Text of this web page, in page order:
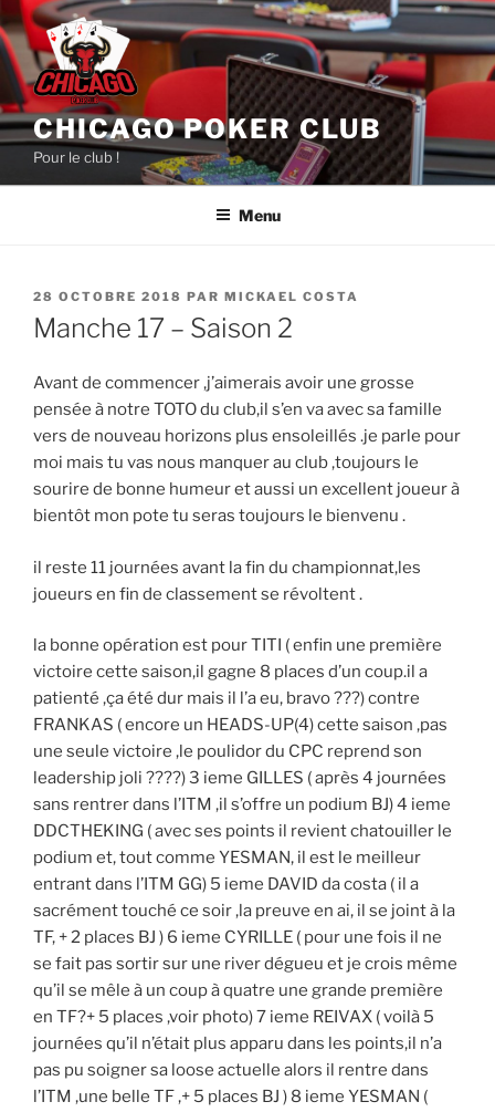
Aller
au
contenu
principal
CHICAGO POKER CLUB
Pour le club !
Menu
PUBLIÉ
LE
28 OCTOBRE 2018 PAR MICKAEL COSTA
Manche 17 – Saison 2
Avant de commencer ,j’aimerais avoir une grosse
pensée à notre TOTO du club,il s’en va avec sa famille
vers de nouveau horizons plus ensoleillés .je parle pour
moi mais tu vas nous manquer au club ,toujours le
sourire de bonne humeur et aussi un excellent joueur à
bientôt mon pote tu seras toujours le bienvenu .
il reste 11 journées avant la fin du championnat,les
joueurs en fin de classement se révoltent .
la bonne opération est pour TITI ( enfin une première
victoire cette saison,il gagne 8 places d’un coup.il a
patienté ,ça été dur mais il l’a eu, bravo ???) contre
FRANKAS ( encore un HEADS-UP(4) cette saison ,pas
une seule victoire ,le poulidor du CPC reprend son
leadership joli ????) 3 ieme GILLES ( après 4 journées
sans rentrer dans l’ITM ,il s’offre un podium BJ) 4 ieme
DDCTHEKING ( avec ses points il revient chatouiller le
podium et, tout comme YESMAN, il est le meilleur
entrant dans l’ITM GG) 5 ieme DAVID da costa ( il a
sacrément touché ce soir ,la preuve en ai, il se joint à la
TF, + 2 places BJ ) 6 ieme CYRILLE ( pour une fois il ne
se fait pas sortir sur une river dégueu et je crois même
qu’il se mêle à un coup à quatre une grande première
en TF?+ 5 places ,voir photo) 7 ieme REIVAX ( voilà 5
journées qu’il n’était plus apparu dans les points,il n’a
pas pu soigner sa loose actuelle alors il rentre dans
l’ITM ,une belle TF ,+ 5 places BJ ) 8 ieme YESMAN (